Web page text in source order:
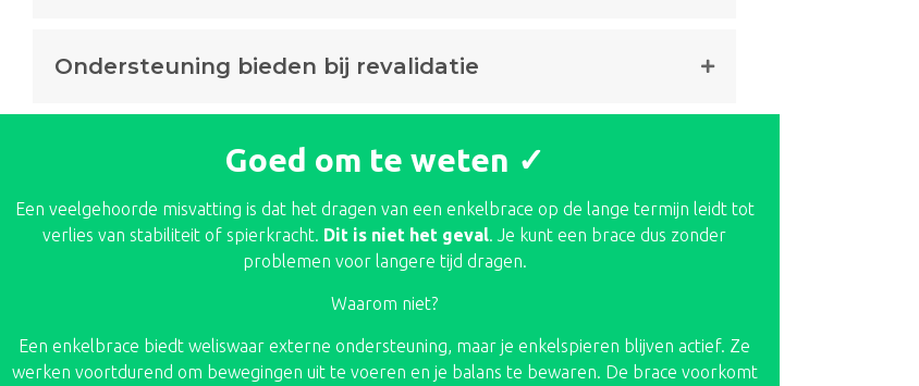
Ondersteuning bieden bij revalidatie
Goed om te weten ✓
Een veelgehoorde misvatting is dat het dragen van een enkelbrace op de lange termijn leidt tot
verlies van stabiliteit of spierkracht. Dit is niet het geval. Je kunt een brace dus zonder
problemen voor langere tijd dragen.
Waarom niet?
Een enkelbrace biedt weliswaar externe ondersteuning, maar je enkelspieren blijven actief. Ze
werken voortdurend om bewegingen uit te voeren en je balans te bewaren. De brace voorkomt